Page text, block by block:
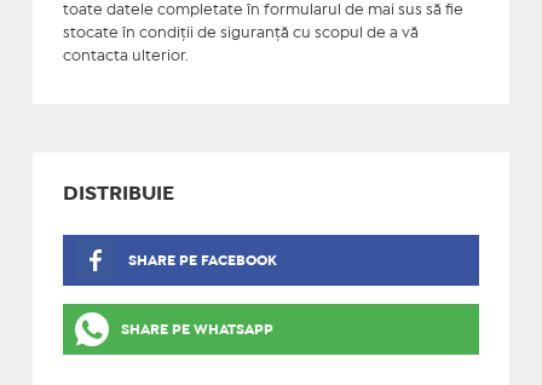
toate datele completate în formularul de mai sus să fie
stocate în condiţii de siguranţă cu scopul de a vă
contacta ulterior.
DISTRIBUIE
SHARE PE FACEBOOK
SHARE PE WHATSAPP